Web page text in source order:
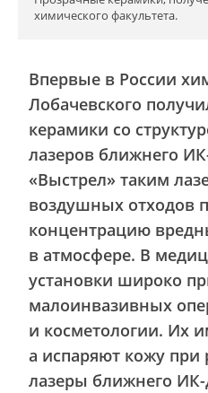
химического факультета.
Впервые в России
Лобачевского
керамики со
лазеров ближнего
«Выстрел» таким
воздушных отходов
концентрацию
в атмосфере. В
установки широко
малоинвазивных
и косметологии. Их
а испаряют кожу при
лазеры ближнего ИК-